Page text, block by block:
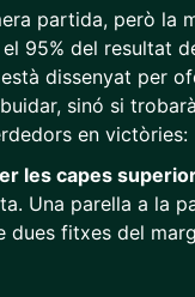
partida, però la
95% del resultat
dissenyat per
sinó si
en victòries:
les capes
Una parella a la
dues fitxes del